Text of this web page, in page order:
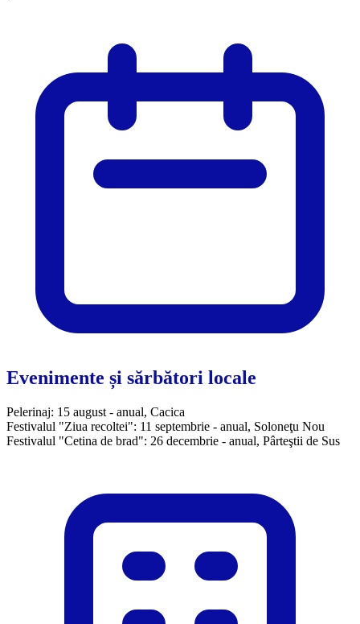
Evenimente și sărbători locale
Pelerinaj: 15 august - anual, Cacica
Festivalul "Ziua recoltei": 11 septembrie - anual, Soloneţu Nou
Festivalul "Cetina de brad": 26 decembrie - anual, Pârteştii de Sus